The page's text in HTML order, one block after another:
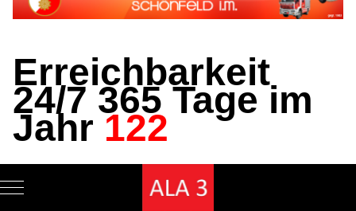
Erreichbarkeit
24/7 365 Tage im
Jahr122
Mobile Menu Toggle